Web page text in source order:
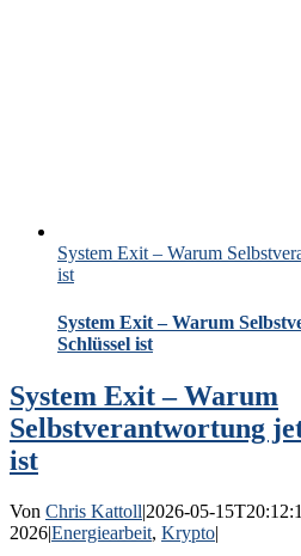
System Exit – Warum
ist
System Exit – Warum
Schlüssel ist
System Exit – Warum
Selbstverantwortung
ist
Von Chris Kattoll|2026-05-
2026|Energiearbeit, Krypto|